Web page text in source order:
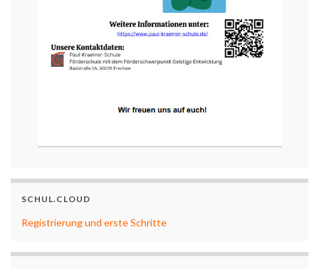
SCHUL.CLOUD
Registrierung und erste Schritte